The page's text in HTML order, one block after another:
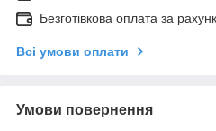
Безготівкова оплата за
Всі умови оплати
Умови повернення